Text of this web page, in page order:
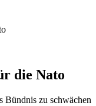
die Nato
Bündnis zu schwächen